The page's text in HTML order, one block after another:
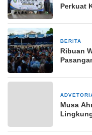
Perkuat
BERITA
Ribuan
Musa